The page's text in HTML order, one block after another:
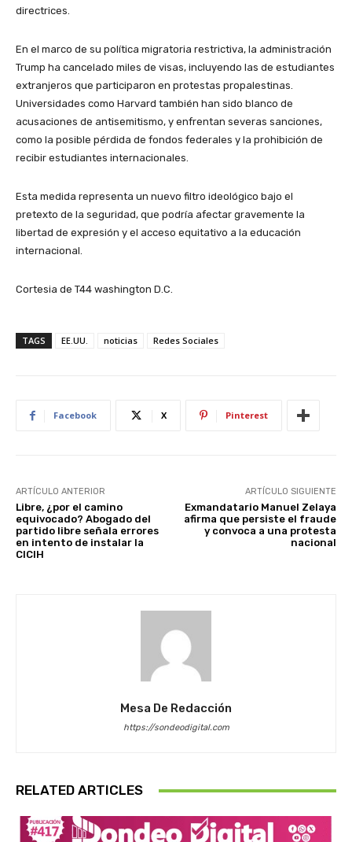
directrices.
En el marco de su política migratoria restrictiva, la administración
Trump ha cancelado miles de visas, incluyendo las de estudiantes
extranjeros que participaron en protestas propalestinas.
Universidades como Harvard también han sido blanco de
acusaciones de antisemitismo, y enfrentan severas sanciones,
como la posible pérdida de fondos federales y la prohibición de
recibir estudiantes internacionales.
Esta medida representa un nuevo filtro ideológico bajo el
pretexto de la seguridad, que podría afectar gravemente la
libertad de expresión y el acceso equitativo a la educación
internacional.
Cortesia de T44 washington D.C.
TAGS EE.UU. noticias Redes Sociales
Facebook X Pinterest
ARTÍCULO ANTERIOR
Libre, ¿por el camino
equivocado? Abogado del
partido libre señala errores
en intento de instalar la
CICIH
ARTÍCULO SIGUIENTE
Exmandatario Manuel Zelaya
afirma que persiste el fraude
y convoca a una protesta
nacional
Mesa De Redacción
https://sondeodigital.com
RELATED ARTICLES